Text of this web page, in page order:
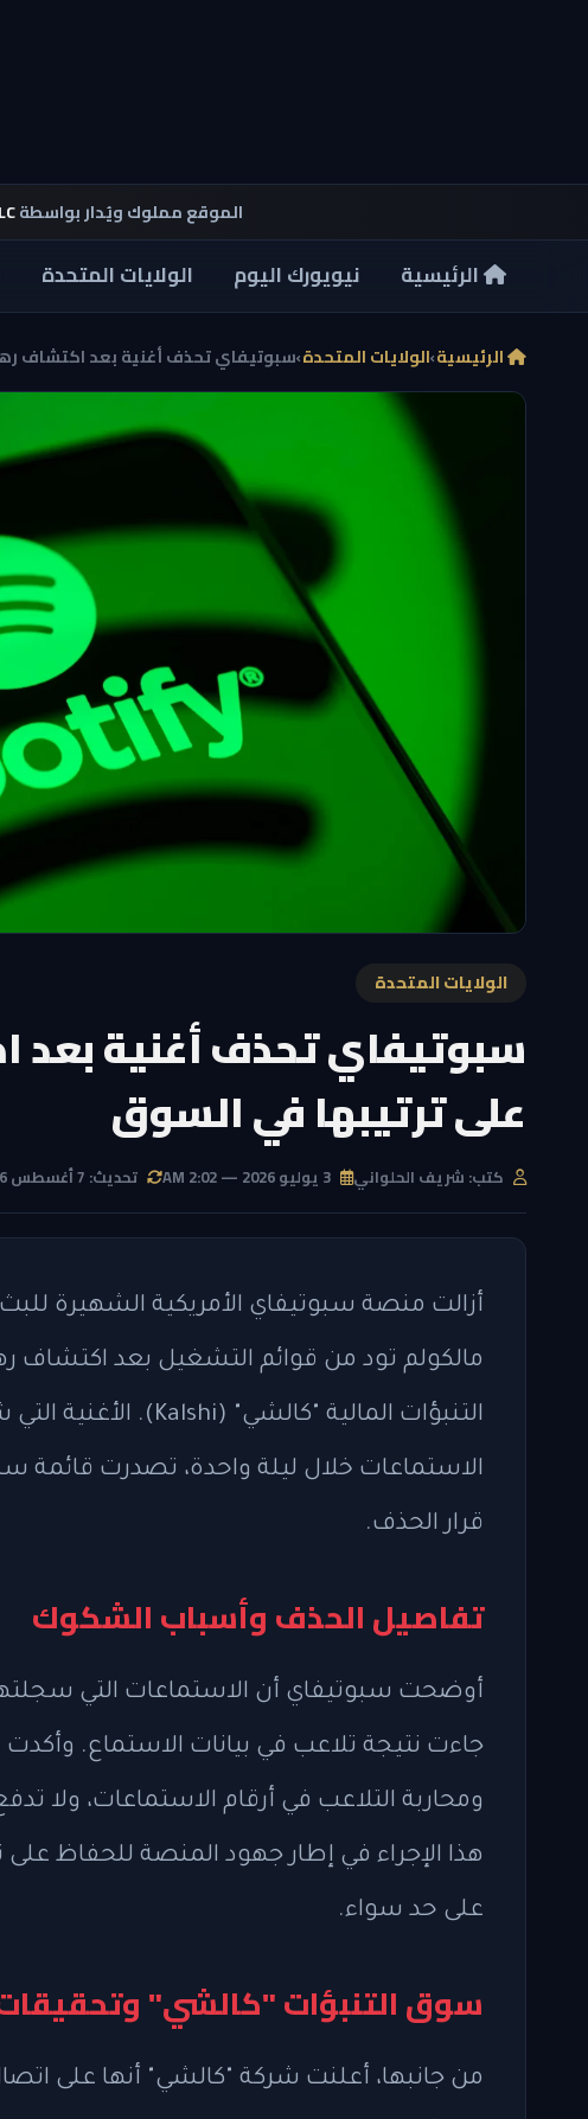
الموقع مملوك ويُدار بواسطة
الرئيسية نيويورك اليوم الولايات المتحدة
الرئيسية›الولايات المتحدة›سبوتيفاي تحذف أغنية بعد اكتشاف
الولايات المتحدة
سبوتيفاي تحذف أغنية
على ترتيبها في السوق
كتب: شريف الحلواني تحديث: 7 أغسطس 2026 — 5:27 PM
مالكولم تود من قوائم التشغيل بعد اكتشاف
الاستماعات خلال ليلة واحدة، تصدرت قائمة
قرار الحذف.
تفاصيل الحذف وأسباب الشكوك
أوضحت سبوتيفاي أن الاستماعات التي
جاءت نتيجة تلاعب في بيانات الاستماع.
ومحاربة التلاعب في أرقام الاستماعات، ولا
هذا الإجراء في إطار جهود المنصة للحفاظ
على حد سواء.
سوق التنبؤات "كالشي"
من جانبها، أعلنت شركة "كالشي" أنها على